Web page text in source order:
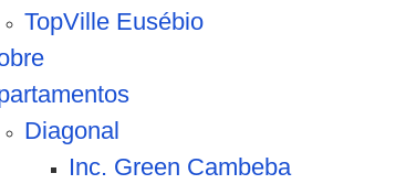
TopVille Eusébio
Diagonal
Inc. Green Cambeba